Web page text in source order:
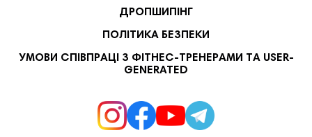
ДРОПШИПІНГ
ПОЛІТИКА БЕЗПЕКИ
УМОВИ СПІВПРАЦІ З ФІТНЕС-ТРЕНЕРАМИ ТА USER-
GENERATED